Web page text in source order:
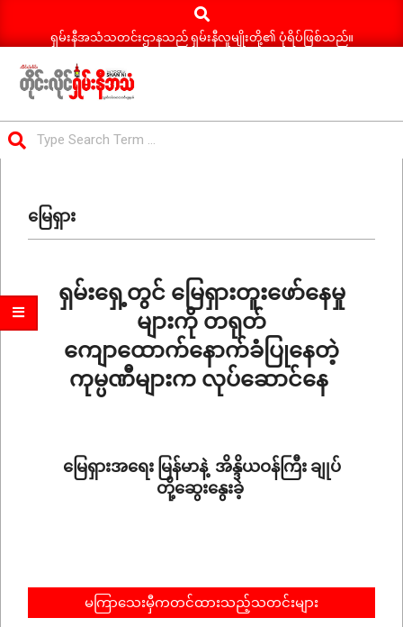
Search
ရှမ်းနီအသံသတင်းဌာနသည် ရှမ်းနီလူမျိုးတို့၏ ပုံရိပ်ဖြစ်သည်။
ရှမ်း
နီ
သတင်း
Menuမြေရှား
ရှမ်းရှေ့တွင် မြေရှားတူးဖော်နေမှု
များကို တရုတ်
ကျောထောက်နောက်ခံပြုနေတဲ့
ကုမ္ပဏီများက လုပ်ဆောင်နေ
2025-
မြေရှားအရေး မြန်မာနဲ့ အိန္ဒိယဝန်ကြီး ချုပ်
တို့ဆွေးနွေးခဲ့
မကြာသေးမှီကတင်ထားသည့်သတင်းများ